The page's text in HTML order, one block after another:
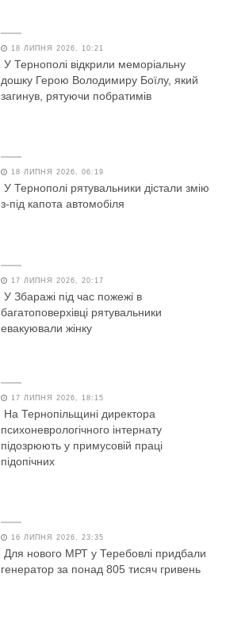
18 ЛИПНЯ 2026, 10:21
У Тернополі відкрили меморіальну
дошку Герою Володимиру Боїлу, який
загинув, рятуючи побратимів
18 ЛИПНЯ 2026, 06:19
У Тернополі рятувальники дістали змію
з-під капота автомобіля
17 ЛИПНЯ 2026, 20:17
У Збаражі під час пожежі в
багатоповерхівці рятувальники
евакуювали жінку
17 ЛИПНЯ 2026, 18:15
На Тернопільщині директора
психоневрологічного інтернату
підозрюють у примусовій праці
підопічних
16 ЛИПНЯ 2026, 23:35
Для нового МРТ у Теребовлі придбали
генератор за понад 805 тисяч гривень